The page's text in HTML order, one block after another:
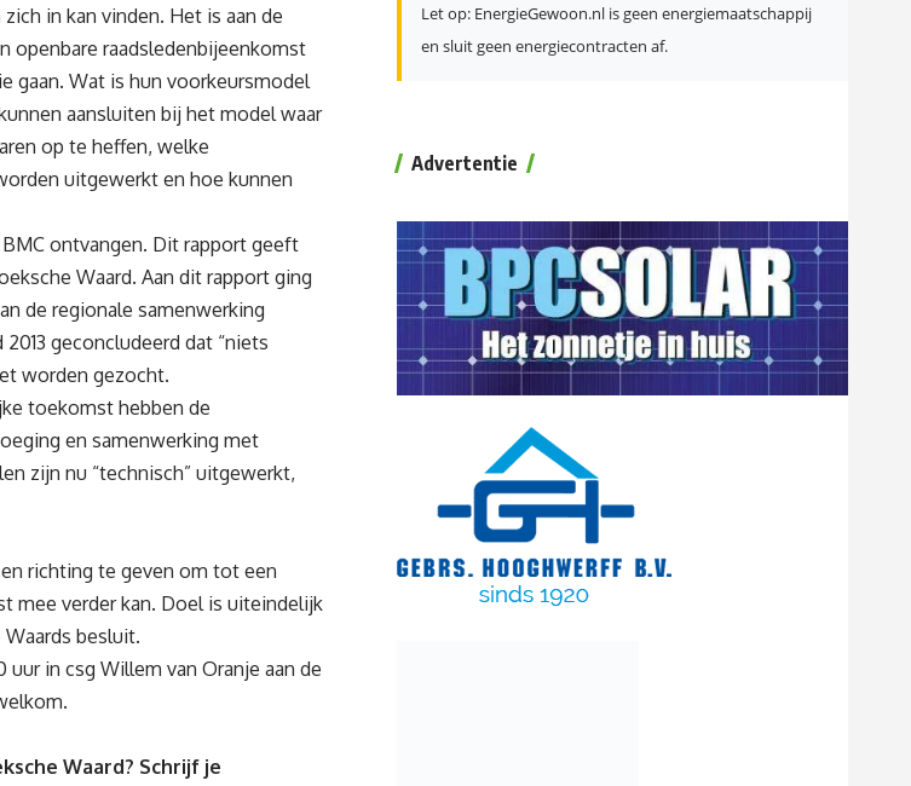
in kan vinden. Het is aan de
openbare raadsledenbijeenkomst
gaan. Wat is hun voorkeursmodel
aansluiten bij het model waar
op te heffen, welke
uitgewerkt en hoe kunnen
ontvangen. Dit rapport geeft
Waard. Aan dit rapport ging
de regionale samenwerking
geconcludeerd dat “niets
worden gezocht.
toekomst hebben de
en samenwerking met
zijn nu “technisch” uitgewerkt,
richting te geven om tot een
mee verder kan. Doel is uiteindelijk
besluit.
in csg Willem van Oranje aan de
Waard? Schrijf je
Let op: EnergieGewoon.nl is geen energiemaatschappij
en sluit geen energiecontracten af.
Advertentie